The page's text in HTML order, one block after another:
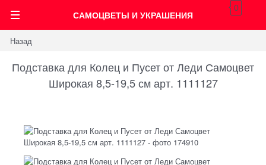
САМОЦВЕТЫ И УКРАШЕНИЯ
0
Назад
Подставка для Колец и Пусет от Леди Самоцвет
Широкая 8,5-19,5 см арт. 1111127